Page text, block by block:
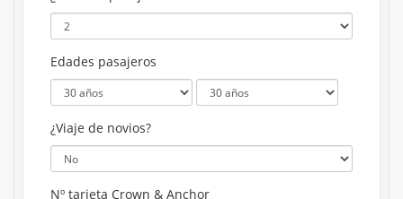
Edades pasajeros
¿Viaje de novios?
Nº tarjeta Crown & Anchor